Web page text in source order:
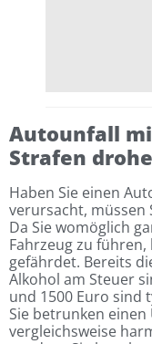
Autounfall
Strafen
Haben Sie einen
verursacht, müssen
Da Sie womöglich
Fahrzeug zu
gefährdet. Bereits
Alkohol am Steuer
und 1500 Euro sind
Sie betrunken
vergleichsweise